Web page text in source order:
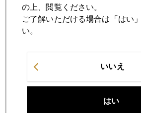
の上、閲覧ください。
ご了解いただける場合は「はい
い。
いいえ
はい